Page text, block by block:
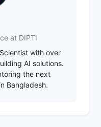
at DIPTI
with over
AI solutions.
the next
Bangladesh.